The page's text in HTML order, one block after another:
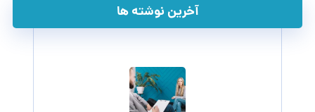
آخرین نوشته ها